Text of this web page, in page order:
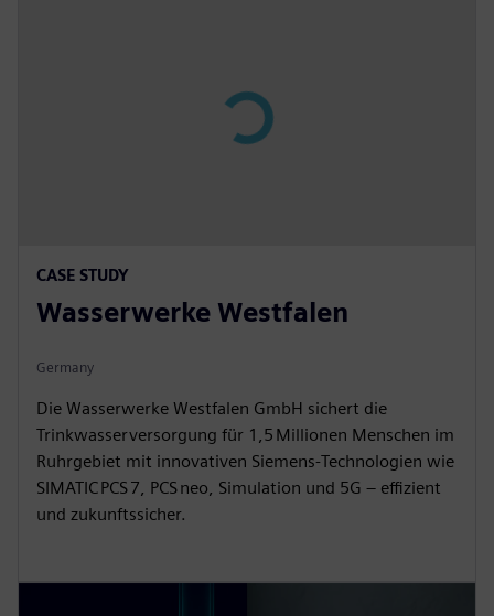
CASE STUDY
Wasserwerke Westfalen
Germany
Die Wasserwerke Westfalen GmbH sichert die
Trinkwasserversorgung für 1,5 Millionen Menschen im
Ruhrgebiet mit innovativen Siemens‑Technologien wie
SIMATIC PCS 7, PCS neo, Simulation und 5G – effizient
und zukunftssicher.